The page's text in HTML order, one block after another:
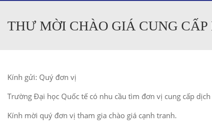
THƯ MỜI CHÀO GIÁ CUNG
Kính gửi: Quý đơn vị
Trường Đại học Quốc tế có nhu cầu tìm đơn vị cung cấp
Kính mời quý đơn vị tham gia chào giá cạnh tranh.